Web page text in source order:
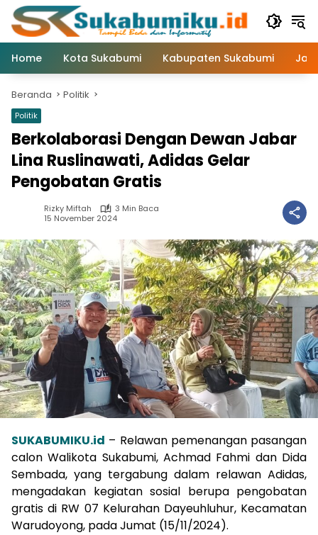
Langsung
konten
Home
Kota Sukabumi Kabupaten Sukabumi
Beranda Politik
Politik
Berkolaborasi Dengan Dewan Jabar
Lina Ruslinawati, Adidas Gelar
Pengobatan Gratis
Rizky Miftah
3 Min Baca
15 November 2024
SUKABUMIKU.id – Relawan pemenangan pasangan
calon Walikota Sukabumi, Achmad Fahmi dan Dida
Sembada, yang tergabung dalam relawan Adidas,
mengadakan kegiatan sosial berupa pengobatan
gratis di RW 07 Kelurahan Dayeuhluhur, Kecamatan
Warudoyong, pada Jumat (15/11/2024).